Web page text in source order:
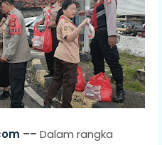
–– Dalam rangka